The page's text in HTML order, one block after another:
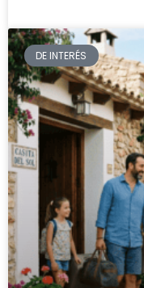
DE INTERÉS